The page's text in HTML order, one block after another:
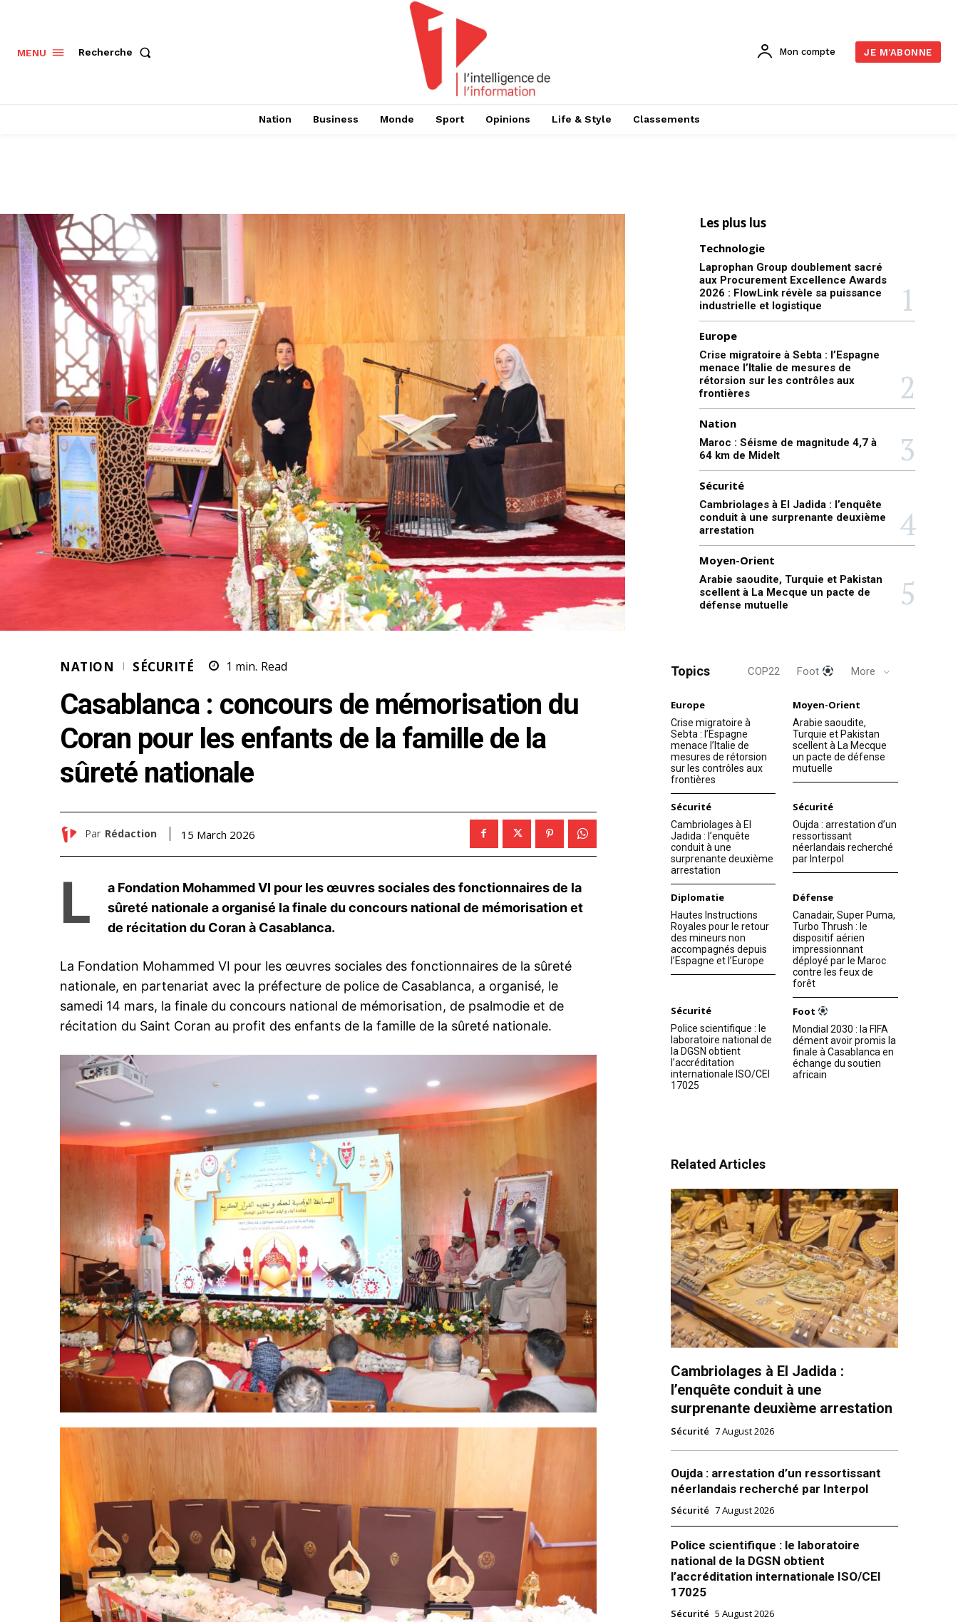
le1.ma
l'intelligence de
l'information
S'ABONNER MAINTENANT
Insight Publications
Nous contacter
Formules d’abonnement
Mon compte
MENU Recherche Mon compte JE M'ABONNE
Nation Business Monde Sport Opinions Life & Style Classements
NATION SÉCURITÉ 1 min. Read
Casablanca : concours de mémorisation du
Coran pour les enfants de la famille de la
sûreté nationale
Par Rédaction 15 March 2026
L
a Fondation Mohammed VI pour les œuvres sociales des fonctionnaires de la
sûreté nationale a organisé la finale du concours national de mémorisation et
de récitation du Coran à Casablanca.
La Fondation Mohammed VI pour les œuvres sociales des fonctionnaires de la sûreté
nationale, en partenariat avec la préfecture de police de Casablanca, a organisé, le
samedi 14 mars, la finale du concours national de mémorisation, de psalmodie et de
récitation du Saint Coran au profit des enfants de la famille de la sûreté nationale.
Les plus lus
Technologie
Laprophan Group doublement sacré
aux Procurement Excellence Awards
2026 : FlowLink révèle sa puissance
industrielle et logistique
Europe
Crise migratoire à Sebta : l’Espagne
menace l’Italie de mesures de
rétorsion sur les contrôles aux
frontières
Nation
Maroc : Séisme de magnitude 4,7 à
64 km de Midelt
Sécurité
Cambriolages à El Jadida : l’enquête
conduit à une surprenante deuxième
arrestation
Moyen-Orient
Arabie saoudite, Turquie et Pakistan
scellent à La Mecque un pacte de
défense mutuelle
Topics COP22 Foot More
Europe
Crise migratoire à
Sebta : l’Espagne
menace l’Italie de
mesures de rétorsion
sur les contrôles aux
frontières
Moyen-Orient
Arabie saoudite,
Turquie et Pakistan
scellent à La Mecque
un pacte de défense
mutuelle
Sécurité
Cambriolages à El
Jadida : l’enquête
conduit à une
surprenante deuxième
arrestation
Sécurité
Oujda : arrestation d’un
ressortissant
néerlandais recherché
par Interpol
Diplomatie
Hautes Instructions
Royales pour le retour
des mineurs non
accompagnés depuis
l’Espagne et l’Europe
Défense
Canadair, Super Puma,
Turbo Thrush : le
dispositif aérien
impressionnant
déployé par le Maroc
contre les feux de
forêt
Sécurité
Police scientifique : le
laboratoire national de
la DGSN obtient
l’accréditation
internationale ISO/CEI
17025
Foot
Mondial 2030 : la FIFA
dément avoir promis la
finale à Casablanca en
échange du soutien
africain
Related Articles
Cambriolages à El Jadida :
l’enquête conduit à une
surprenante deuxième arrestation
Sécurité 7 August 2026
Oujda : arrestation d’un ressortissant
néerlandais recherché par Interpol
Sécurité 7 August 2026
Police scientifique : le laboratoire
national de la DGSN obtient
l’accréditation internationale ISO/CEI
17025
Sécurité 5 August 2026